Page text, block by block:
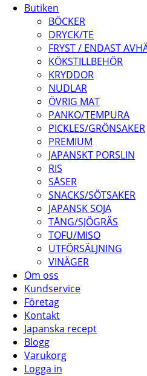
Butiken
BÖCKER
DRYCK/TE
FRYST / ENDAST
KÖKSTILLBEHÖR
KRYDDOR
NUDLAR
ÖVRIG MAT
PANKO/TEMPURA
PICKLES/GRÖNSAKER
PREMIUM
JAPANSKT PORSLIN
RIS
SÅSER
SNACKS/SÖTSAKER
JAPANSK SOJA
TÅNG/SJÖGRÄS
TOFU/MISO
UTFÖRSÄLJNING
VINÄGER
Om oss
Kundservice
Företag
Kontakt
Japanska recept
Blogg
Varukorg
Logga in